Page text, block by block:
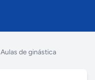
Aulas de ginástica